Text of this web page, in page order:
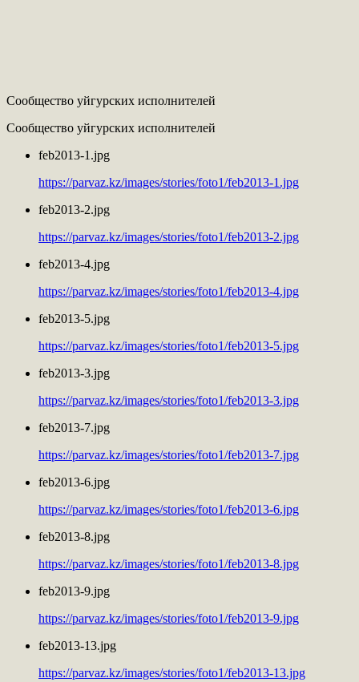
Сообщество уйгурских исполнителей
Сообщество уйгурских исполнителей
feb2013-1.jpg
https://parvaz.kz/images/stories/foto1/feb2013-1.jpg
feb2013-2.jpg
https://parvaz.kz/images/stories/foto1/feb2013-2.jpg
feb2013-4.jpg
https://parvaz.kz/images/stories/foto1/feb2013-4.jpg
feb2013-5.jpg
https://parvaz.kz/images/stories/foto1/feb2013-5.jpg
feb2013-3.jpg
https://parvaz.kz/images/stories/foto1/feb2013-3.jpg
feb2013-7.jpg
https://parvaz.kz/images/stories/foto1/feb2013-7.jpg
feb2013-6.jpg
https://parvaz.kz/images/stories/foto1/feb2013-6.jpg
feb2013-8.jpg
https://parvaz.kz/images/stories/foto1/feb2013-8.jpg
feb2013-9.jpg
https://parvaz.kz/images/stories/foto1/feb2013-9.jpg
feb2013-13.jpg
https://parvaz.kz/images/stories/foto1/feb2013-13.jpg